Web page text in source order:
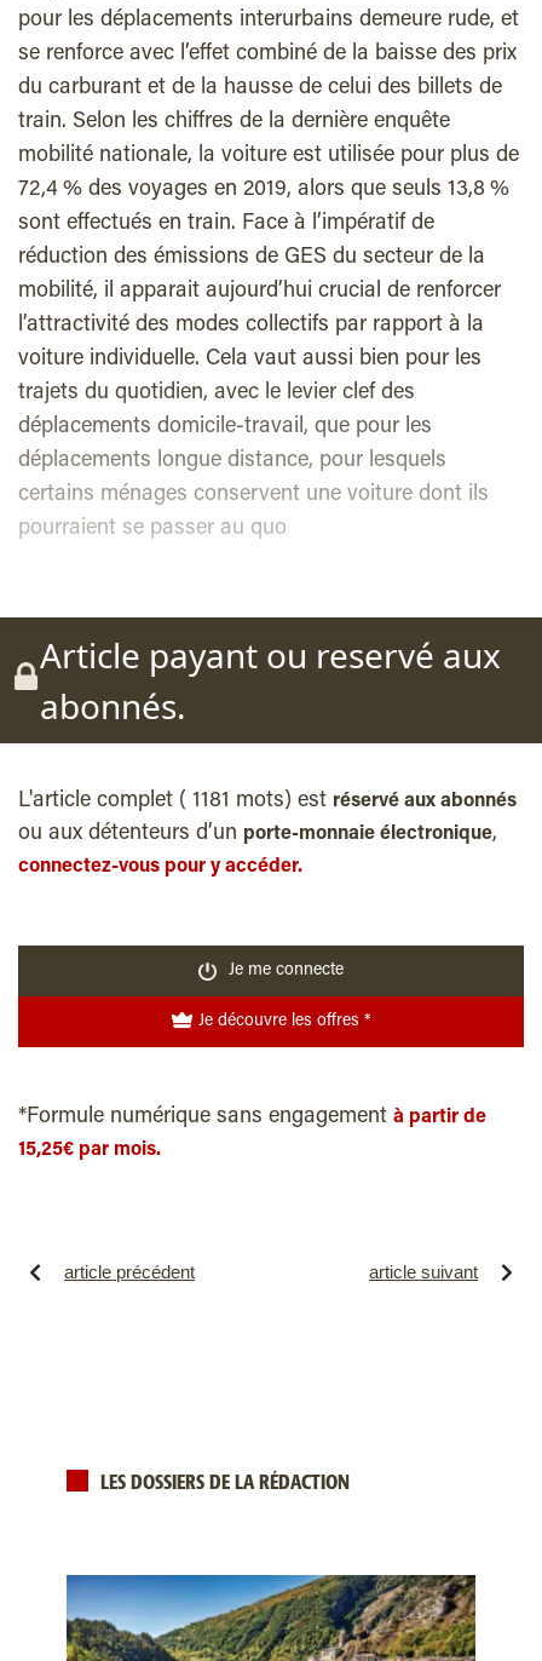
pour les déplacements interurbains demeure rude, et
se renforce avec l’effet combiné de la baisse des prix
du carburant et de la hausse de celui des billets de
train. Selon les chiffres de la dernière enquête
mobilité nationale, la voiture est utilisée pour plus de
72,4 % des voyages en 2019, alors que seuls 13,8 %
sont effectués en train. Face à l’impératif de
réduction des émissions de GES du secteur de la
mobilité, il apparait aujourd’hui crucial de renforcer
l’attractivité des modes collectifs par rapport à la
voiture individuelle. Cela vaut aussi bien pour les
trajets du quotidien, avec le levier clef des
déplacements domicile-travail, que pour les
déplacements longue distance, pour lesquels
certains ménages conservent une voiture dont ils
pourraient se passer au quo
Article payant ou reservé aux
abonnés.
L'article complet ( 1181 mots) est réservé aux abonnés
ou aux détenteurs d’un porte-monnaie électronique,
connectez-vous pour y accéder.
Je me connecte
Je découvre les offres *
*Formule numérique sans engagement à partir de
15,25€ par mois.
article précédent article suivant
LES DOSSIERS DE LA RÉDACTION